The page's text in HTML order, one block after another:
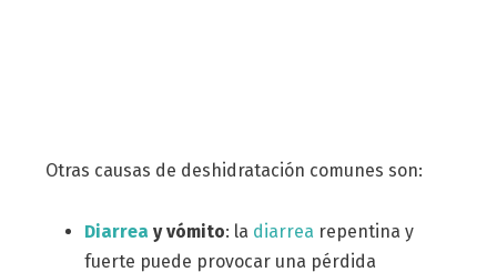
Otras causas de deshidratación comunes son:
Diarrea y vómito: la diarrea repentina y
fuerte puede provocar una pérdida